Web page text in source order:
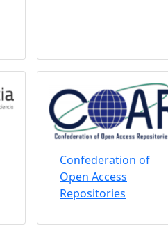
Confederation of
Open Access
Repositories